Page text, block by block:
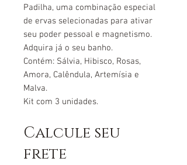
Padilha, uma combinação especial
de ervas selecionadas para ativar
seu poder pessoal e magnetismo.
Adquira já o seu banho.
Contém: Sálvia, Hibisco, Rosas,
Amora, Calêndula, Artemísia e
Malva.
Kit com 3 unidades.
Calcule seu
frete